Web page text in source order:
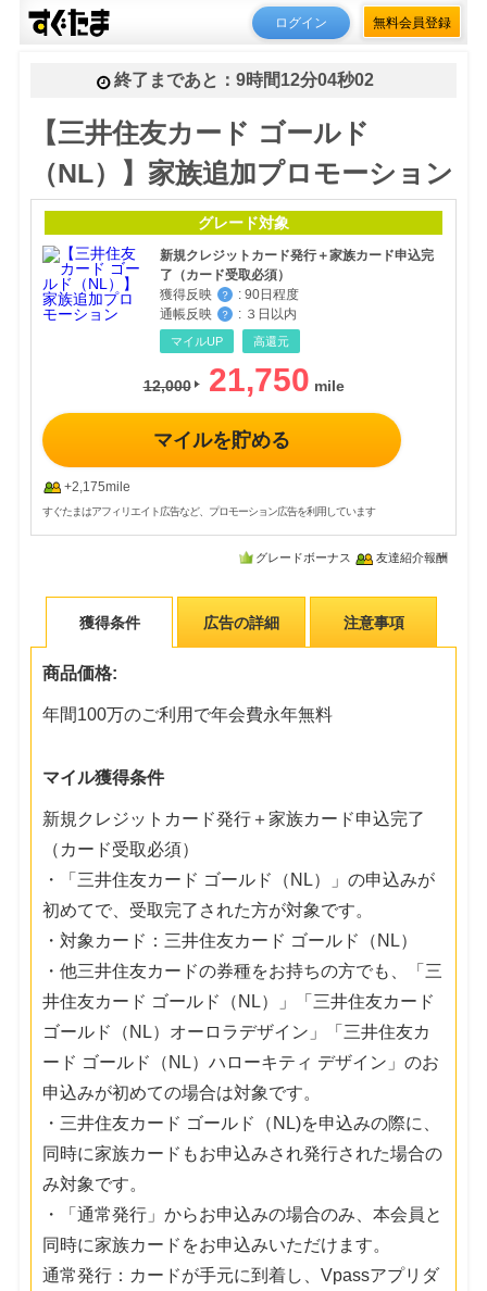
ログイン 無料会員登録
終了まであと： 9時間12分03秒76
【三井住友カード ゴールド
（NL）】家族追加プロモーション
グレード対象
新規クレジットカード発行＋家族カード申込完
了（カード受取必須）
獲得反映
？ : 90日程度
通帳反映
？ : ３日以内
マイルUP 高還元
12,000 21,750
マイルを貯める
+2,175mile
すぐたまはアフィリエイト広告など、プロモーション広告を利用しています
グレードボーナス 友達紹介報酬
獲得条件 広告の詳細 注意事項
商品価格:
年間100万のご利用で年会費永年無料
マイル獲得条件
新規クレジットカード発行＋家族カード申込完了
（カード受取必須）
・「三井住友カード ゴールド（NL）」の申込みが
初めてで、受取完了された方が対象です。
・対象カード：三井住友カード ゴールド（NL）
・他三井住友カードの券種をお持ちの方でも、「三
井住友カード ゴールド（NL）」「三井住友カード
ゴールド（NL）オーロラデザイン」「三井住友カ
ード ゴールド（NL）ハローキティ デザイン」のお
申込みが初めての場合は対象です。
・三井住友カード ゴールド（NL)を申込みの際に、
同時に家族カードもお申込みされ発行された場合の
み対象です。
・「通常発行」からお申込みの場合のみ、本会員と
同時に家族カードをお申込みいただけます。
通常発行：カードが手元に到着し、Vpassアプリダ